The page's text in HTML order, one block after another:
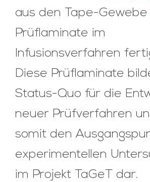
aus den Tape-Gewebe
Prüflaminate im
Infusionsverfahren
Diese Prüflaminate
Status-Quo für die
neuer Prüfverfahren
somit den
experimentellen
im Projekt TaGeT dar.